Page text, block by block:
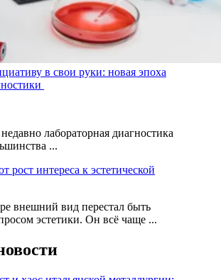
в свои руки: новая эпоха
лабораторная диагностика
...
рост интереса к эстетической
внешний вид перестал быть
эстетики. Он всё чаще ...